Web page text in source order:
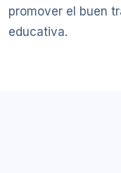
promover el buen
educativa.